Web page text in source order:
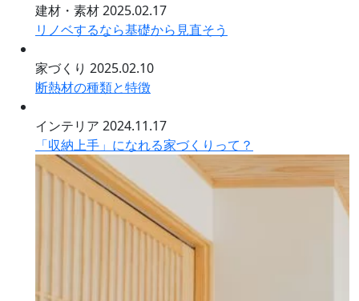
建材・素材2025.02.17
リノベするなら基礎から見直そう
家づくり 2025.02.10
断熱材の種類と特徴
インテリア 2024.11.17
「収納上手」になれる家づくりって？